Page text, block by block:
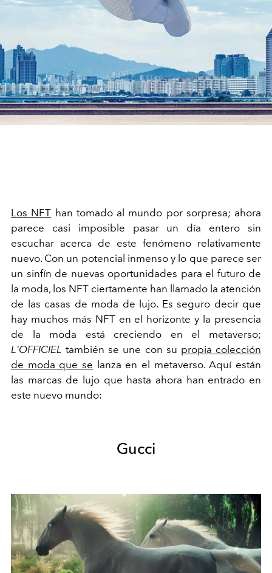
Los NFT han tomado al mundo por sorpresa; ahora
parece casi imposible pasar un día entero sin
escuchar acerca de este fenómeno relativamente
nuevo. Con un potencial inmenso y lo que parece ser
un sinfín de nuevas oportunidades para el futuro de
la moda, los NFT ciertamente han llamado la atención
de las casas de moda de lujo. Es seguro decir que
hay muchos más NFT en el horizonte y la presencia
de la moda está creciendo en el metaverso;
L'OFFICIEL también se une con su propia colección
de moda que se lanza en el metaverso. Aquí están
las marcas de lujo que hasta ahora han entrado en
este nuevo mundo:
Gucci